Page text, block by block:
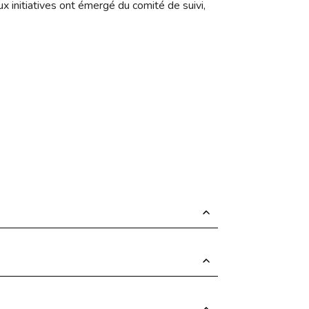
initiatives ont émergé du comité de suivi,